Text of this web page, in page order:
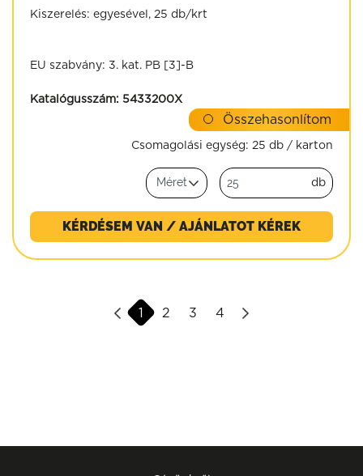
Kiszerelés: egyesével, 25 db/krt
EU szabvány: 3. kat. PB [3]-B
Katalógusszám: 5433200X
Összehasonlítom
Csomagolási egység: 25 db / karton
db
KÉRDÉSEM VAN / AJÁNLATOT KÉREK
1 2 3 4